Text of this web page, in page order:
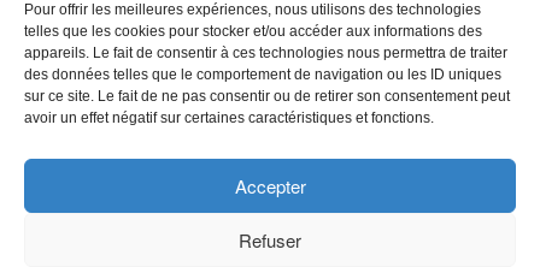
Pour offrir les meilleures expériences, nous utilisons des technologies
telles que les cookies pour stocker et/ou accéder aux informations des
appareils. Le fait de consentir à ces technologies nous permettra de traiter
des données telles que le comportement de navigation ou les ID uniques
sur ce site. Le fait de ne pas consentir ou de retirer son consentement peut
avoir un effet négatif sur certaines caractéristiques et fonctions.
Accepter
Refuser
Prix de la Création : sélection 2022
Copyright
Politique de confidentialité
Chartes des engagements des opérateurs culturels